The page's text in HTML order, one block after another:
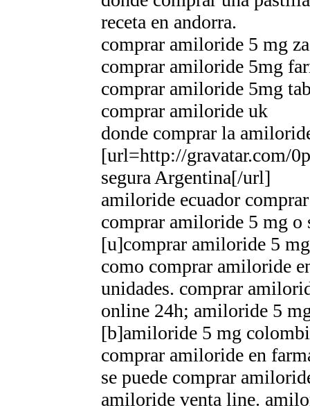
receta en andorra.
comprar amiloride 5 mg
comprar amiloride 5mg
comprar amiloride 5mg
comprar amiloride uk
donde comprar la
[url=http://gravatar.com/
segura Argentina[/url]
amiloride ecuador comprar
comprar amiloride 5 mg o
[u]comprar amiloride 5
como comprar amiloride
unidades. comprar
online 24h; amiloride 5
[b]amiloride 5 mg
comprar amiloride en
se puede comprar
amiloride venta line.